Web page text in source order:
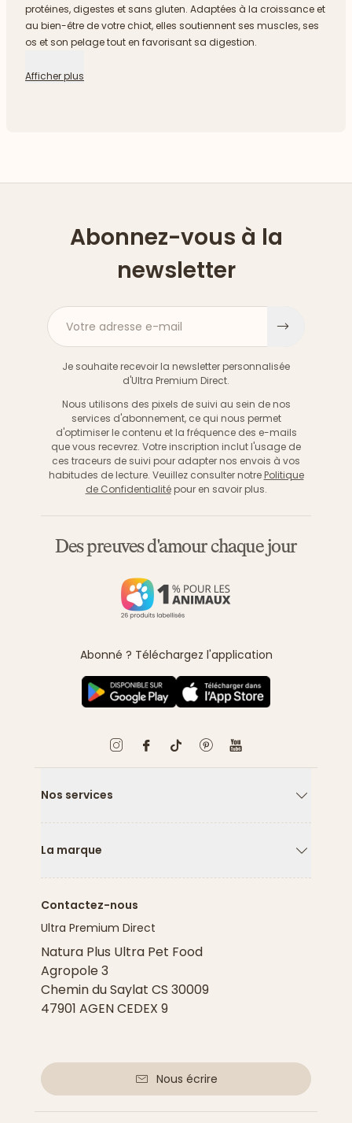
protéines, digestes et sans gluten. Adaptées à la croissance et
au bien-être de votre chiot, elles soutiennent ses muscles, ses
os et son pelage tout en favorisant sa digestion.
Afficher plus
Abonnez-vous à la
newsletter
Votre adresse e-mail
Je souhaite recevoir la newsletter personnalisée
d'Ultra Premium Direct.
Nous utilisons des pixels de suivi au sein de nos
services d'abonnement, ce qui nous permet
d'optimiser le contenu et la fréquence des e-mails
que vous recevrez. Votre inscription inclut l'usage de
ces traceurs de suivi pour adapter nos envois à vos
habitudes de lecture. Veuillez consulter notre Politique
de Confidentialitépour en savoir plus.
Des preuves d'amour chaque jour
Abonné ? Téléchargez l'application
Nos services
La marque
Contactez-nous
Ultra Premium Direct
Natura Plus Ultra Pet Food
Agropole 3
Chemin du Saylat CS 30009
47901 AGEN CEDEX 9
Nous écrire